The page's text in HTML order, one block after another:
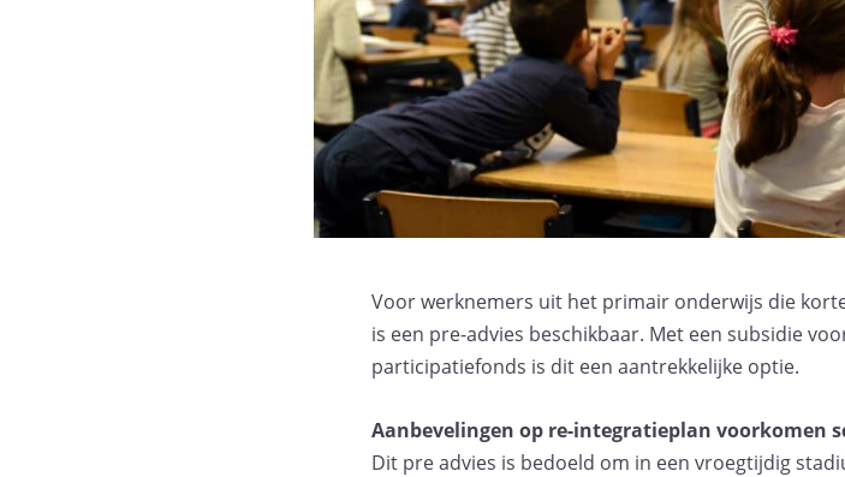
Voor werknemers uit het primair onderwijs die
is een pre-advies beschikbaar. Met een subsidie
participatiefonds is dit een aantrekkelijke optie.
Aanbevelingen op re-integratieplan voorkomen
Dit pre advies is bedoeld om in een vroegtijdig